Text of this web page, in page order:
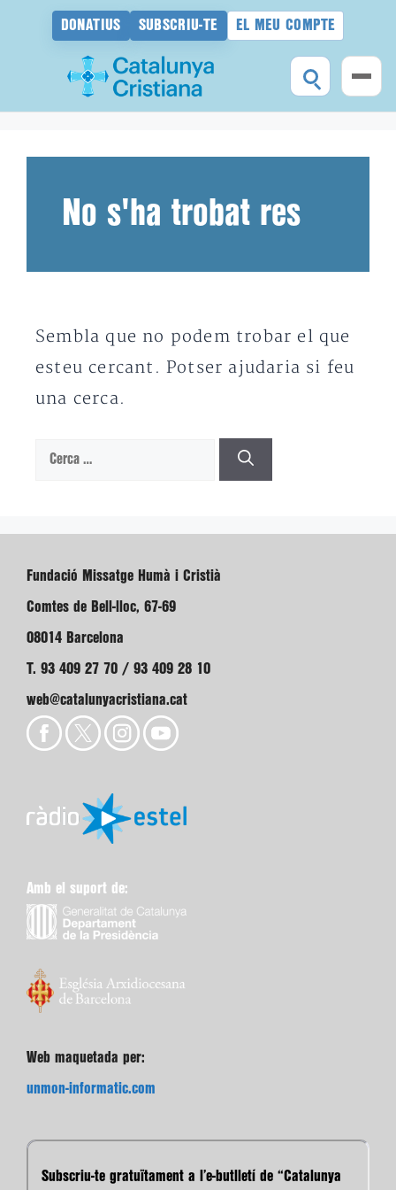
DONATIUS SUBSCRIU-TE EL MEU COMPTE
No s'ha trobat res
Sembla que no podem trobar el que
esteu cercant. Potser ajudaria si feu
una cerca.
Cerca:
Fundació Missatge Humà i Cristià
Comtes de Bell-lloc, 67-69
08014 Barcelona
T. 93 409 27 70 / 93 409 28 10
web@catalunyacristiana.cat
Amb el suport de:
Web maquetada per:
unmon-informatic.com
Subscriu-te gratuïtament a l’e-butlletí de “Catalunya